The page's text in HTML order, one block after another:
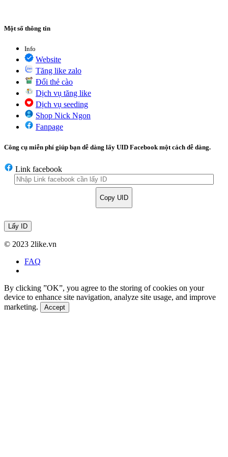
Một số thông tin
Info
Website
Tăng like zalo
Đổi thẻ cào
Dịch vụ tăng like
Dịch vụ seeding
Shop Nick Ngon
Fanpage
Công cụ miễn phí giúp bạn dễ dàng lấy UID Facebook một cách dễ dàng.
Link facebook
Copy UID
Lấy ID
© 2023 2like.vn
FAQ
By clicking ”OK”, you agree to the storing of cookies on your
device to enhance site navigation, analyze site usage, and improve
marketing.
Accept